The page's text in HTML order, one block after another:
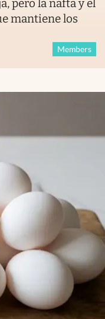
pero la nafta y el
mantiene los
Members